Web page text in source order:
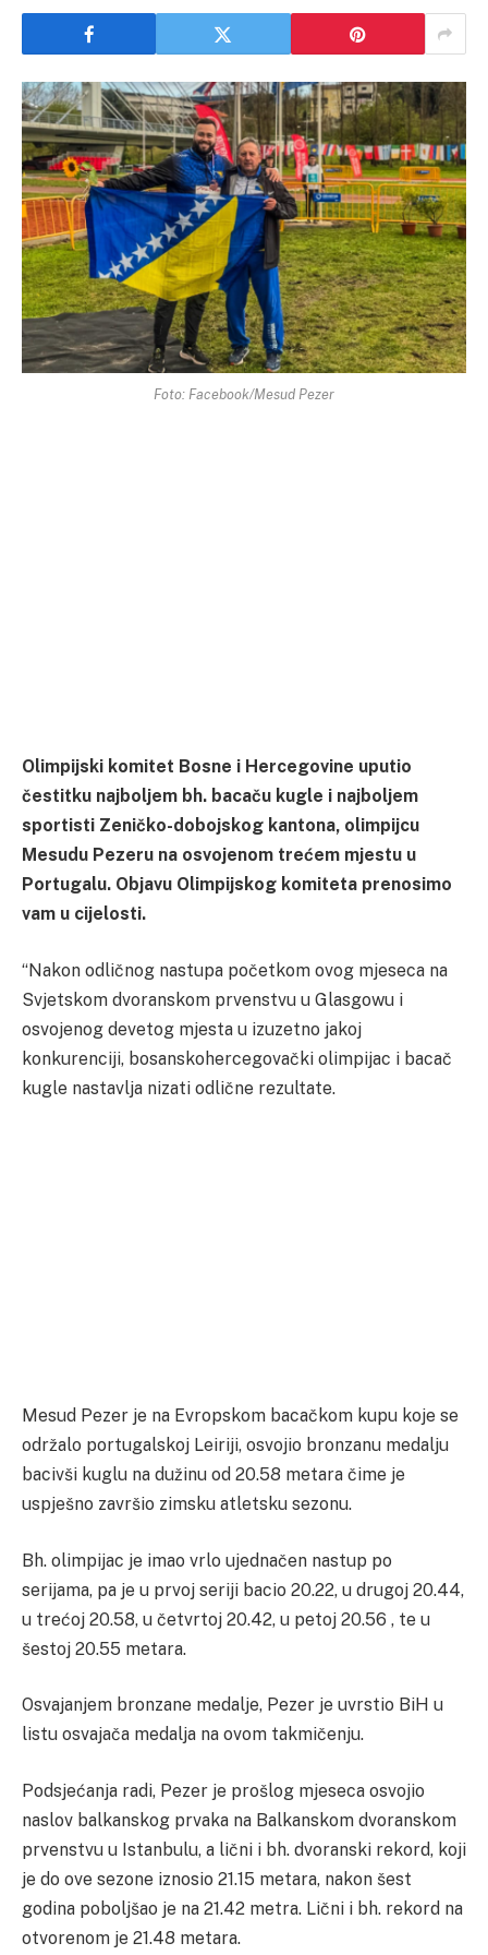
Foto: Facebook/Mesud Pezer
Olimpijski komitet Bosne i Hercegovine uputio
čestitku najboljem bh. bacaču kugle i najboljem
sportisti Zeničko-dobojskog kantona, olimpijcu
Mesudu Pezeru na osvojenom trećem mjestu u
Portugalu. Objavu Olimpijskog komiteta prenosimo
vam u cijelosti.
“Nakon odličnog nastupa početkom ovog mjeseca na
Svjetskom dvoranskom prvenstvu u Glasgowu i
osvojenog devetog mjesta u izuzetno jakoj
konkurenciji, bosanskohercegovački olimpijac i bacač
kugle nastavlja nizati odlične rezultate.
Mesud Pezer je na Evropskom bacačkom kupu koje se
održalo portugalskoj Leiriji, osvojio bronzanu medalju
bacivši kuglu na dužinu od 20.58 metara čime je
uspješno završio zimsku atletsku sezonu.
Bh. olimpijac je imao vrlo ujednačen nastup po
serijama, pa je u prvoj seriji bacio 20.22, u drugoj 20.44,
u trećoj 20.58, u četvrtoj 20.42, u petoj 20.56 , te u
šestoj 20.55 metara.
Osvajanjem bronzane medalje, Pezer je uvrstio BiH u
listu osvajača medalja na ovom takmičenju.
Podsjećanja radi, Pezer je prošlog mjeseca osvojio
naslov balkanskog prvaka na Balkanskom dvoranskom
prvenstvu u Istanbulu, a lični i bh. dvoranski rekord, koji
je do ove sezone iznosio 21.15 metara, nakon šest
godina poboljšao je na 21.42 metra. Lični i bh. rekord na
otvorenom je 21.48 metara.